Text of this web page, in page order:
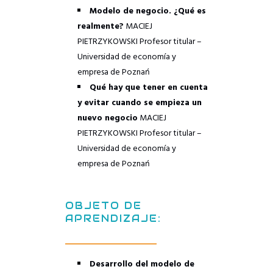
Modelo de negocio. ¿Qué es
realmente? MACIEJ
PIETRZYKOWSKIProfesor titular –
Universidad de economía y
empresa de Poznań
Qué hay que tener en cuenta
y evitar cuando se empieza un
nuevo negocio MACIEJ
PIETRZYKOWSKIProfesor titular –
Universidad de economía y
empresa de Poznań
OBJETO DE
APRENDIZAJE:
Desarrollo del modelo de